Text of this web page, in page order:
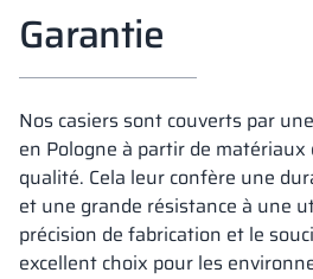
Garantie
Nos casiers sont couverts par
en Pologne à partir de
qualité. Cela leur confère une
et une grande résistance à une
précision de fabrication et le
excellent choix pour les